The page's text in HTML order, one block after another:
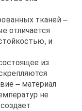
тканей –
отличается
и
из
– материал
не